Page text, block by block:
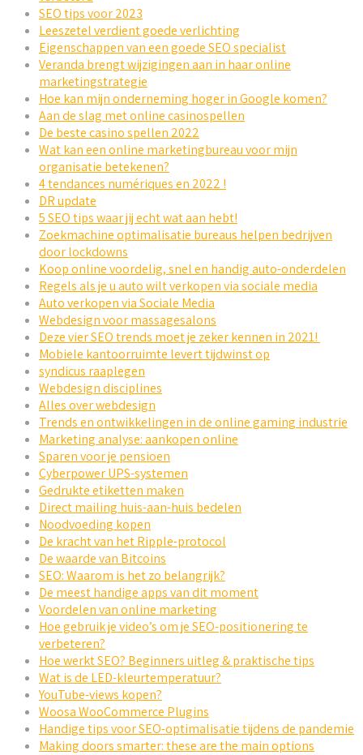
SEO tips voor 2023
Leeszetel verdient goede verlichting
Eigenschappen van een goede SEO specialist
Veranda brengt wijzigingen aan in haar online
marketingstrategie
Hoe kan mijn onderneming hoger in Google komen?
Aan de slag met online casinospellen
De beste casino spellen 2022
Wat kan een online marketingbureau voor mijn
organisatie betekenen?
4 tendances numériques en 2022 !
DR update
5 SEO tips waar jij echt wat aan hebt!
Zoekmachine optimalisatie bureaus helpen bedrijven
door lockdowns
Koop online voordelig, snel en handig auto-onderdelen
Regels als je u auto wilt verkopen via sociale media
Auto verkopen via Sociale Media
Webdesign voor massagesalons
Deze vier SEO trends moet je zeker kennen in 2021!
Mobiele kantoorruimte levert tijdwinst op
syndicus raaplegen
Webdesign disciplines
Alles over webdesign
Trends en ontwikkelingen in de online gaming industrie
Marketing analyse: aankopen online
Sparen voor je pensioen
Cyberpower UPS-systemen
Gedrukte etiketten maken
Direct mailing huis-aan-huis bedelen
Noodvoeding kopen
De kracht van het Ripple-protocol
De waarde van Bitcoins
SEO: Waarom is het zo belangrijk?
De meest handige apps van dit moment
Voordelen van online marketing
Hoe gebruik je video’s om je SEO-positionering te
verbeteren?
Hoe werkt SEO? Beginners uitleg & praktische tips
Wat is de LED-kleurtemperatuur?
YouTube-views kopen?
Woosa WooCommerce Plugins
Handige tips voor SEO-optimalisatie tijdens de pandemie
Making doors smarter: these are the main options